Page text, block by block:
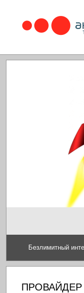
Безлимитный